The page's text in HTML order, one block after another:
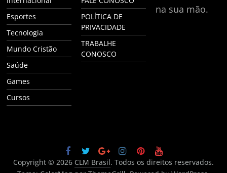
Esportes
Tecnologia
Mundo Cristão
Saúde
Games
Cursos
POLÍTICA DE
PRIVACIDADE
TRABALHE
CONOSCO
na sua mão.
Copyright © 2026 CLM Brasil. Todos os direitos reservados.